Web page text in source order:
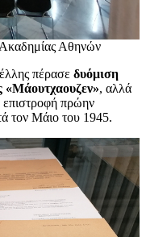
Ακαδημίας Αθηνών
πέρασε δυόμιση
«Μάουτχαουζεν», αλλά
επιστροφή πρώην
τον Μάιο του 1945.